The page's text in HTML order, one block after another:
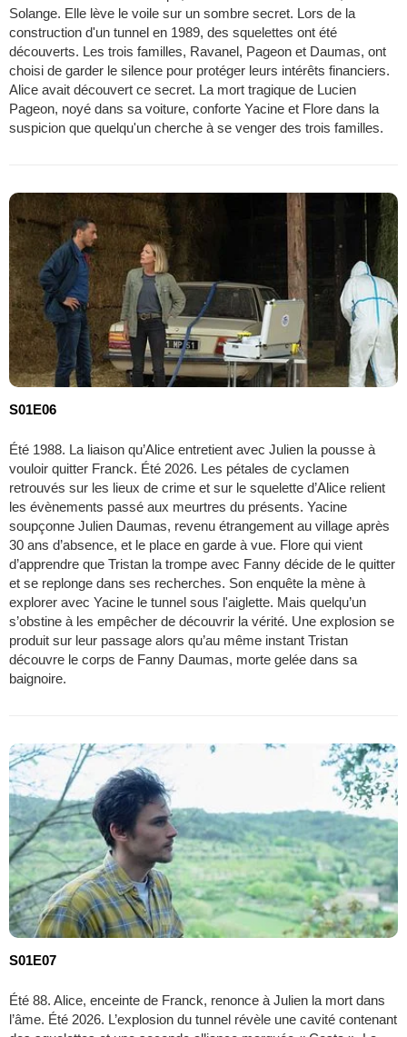
Solange. Elle lève le voile sur un sombre secret. Lors de la
construction d'un tunnel en 1989, des squelettes ont été
découverts. Les trois familles, Ravanel, Pageon et Daumas, ont
choisi de garder le silence pour protéger leurs intérêts financiers.
Alice avait découvert ce secret. La mort tragique de Lucien
Pageon, noyé dans sa voiture, conforte Yacine et Flore dans la
suspicion que quelqu'un cherche à se venger des trois familles.
S01E06
Été 1988. La liaison qu’Alice entretient avec Julien la pousse à
vouloir quitter Franck. Été 2026. Les pétales de cyclamen
retrouvés sur les lieux de crime et sur le squelette d’Alice relient
les évènements passé aux meurtres du présents. Yacine
soupçonne Julien Daumas, revenu étrangement au village après
30 ans d’absence, et le place en garde à vue. Flore qui vient
d’apprendre que Tristan la trompe avec Fanny décide de le quitter
et se replonge dans ses recherches. Son enquête la mène à
explorer avec Yacine le tunnel sous l'aiglette. Mais quelqu’un
s’obstine à les empêcher de découvrir la vérité. Une explosion se
produit sur leur passage alors qu’au même instant Tristan
découvre le corps de Fanny Daumas, morte gelée dans sa
baignoire.
S01E07
Été 88. Alice, enceinte de Franck, renonce à Julien la mort dans
l’âme. Été 2026. L’explosion du tunnel révèle une cavité contenant